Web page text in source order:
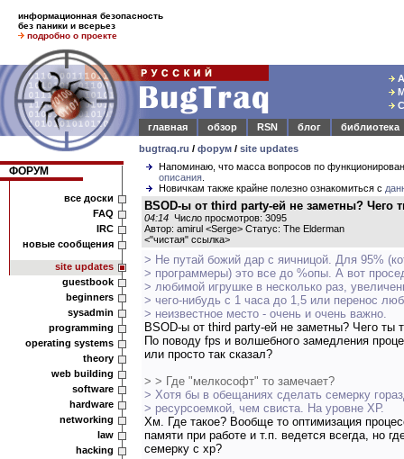
информационная безопасность
без паники и всерьез
подробно о проекте
главная
обзор RSN блог
библиотека
bugtraq.ru / форум / site updates
ФОРУМ
все доски
FAQ
IRC
новые сообщения
site updates
guestbook
beginners
sysadmin
programming
operating systems
theory
web building
software
hardware
networking
law
hacking
Напоминаю, что масса вопросов по
описания
Новичкам также крайне полезно ознакомиться с
BSOD-ы от third party-ей не заметны? Чего
04:14 Число просмотров: 3095
Автор: amirul <Serge> Статус: The Elderman
<"чистая" ссылка>
> Не путай божий дар с яичницой. Для 95%
> программеры) это все до %опы. А вот
> любимой игрушке в несколько раз,
> чего-нибудь с 1 часа до 1,5 или перенос
> неизвестное место - очень и очень важно.
BSOD-ы от third party-ей не заметны? Чего ты
По поводу fps и волшебного замедления
или просто так сказал?
> > Где "мелкософт" то замечает?
> Хотя бы в обещаниях сделать семерку
> ресурсоемкой, чем свиста. На уровне ХР.
Хм. Где такое? Вообще то оптимизация
памяти при работе и т.п. ведется всегда, но
семерку с xp?